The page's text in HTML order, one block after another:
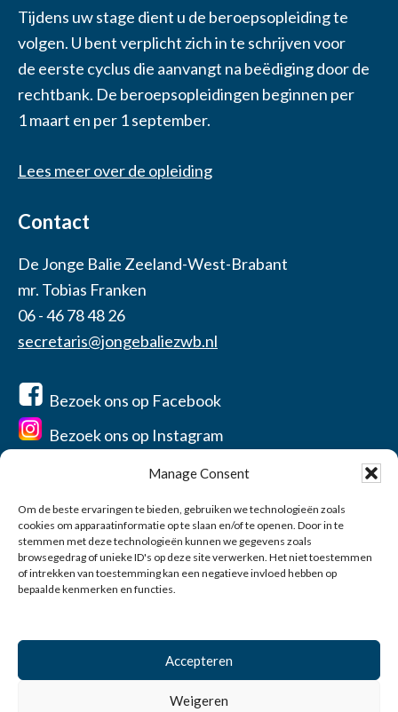
Manage Consent
Om de beste ervaringen te bieden, gebruiken we technologieën zoals
cookies om apparaatinformatie op te slaan en/of te openen. Door in te
stemmen met deze technologieën kunnen we gegevens zoals
browsegedrag of unieke ID's op deze site verwerken. Het niet toestemmen
of intrekken van toestemming kan een negatieve invloed hebben op
bepaalde kenmerken en functies.
Accepteren
Weigeren
Tijdens uw stage dient u de beroepsopleiding te
volgen. U bent verplicht zich in te schrijven voor
de eerste cyclus die aanvangt na beëdiging door de
rechtbank. De beroepsopleidingen beginnen per
1 maart en per 1 september.
Lees meer over de opleiding
Contact
De Jonge Balie Zeeland-West-Brabant
mr. Tobias Franken
06 - 46 78 48 26
secretaris@jongebaliezwb.nl
Bezoek ons op Facebook
Bezoek ons op Instagram
Home
Over ons
Contact
Account
0